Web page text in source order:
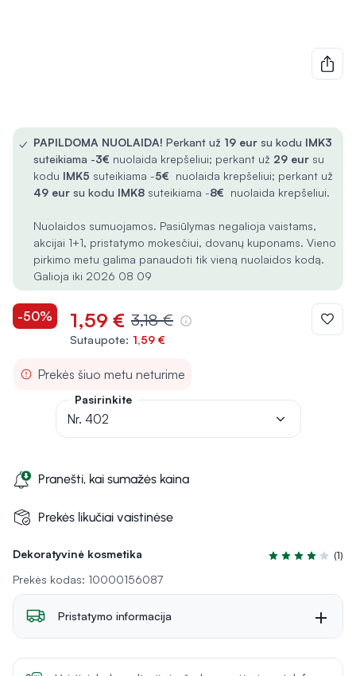
Dekoratyvinė kosmetika
Įvertinimas 4.0
(1)
Prekės kodas: 10000156087
✓ PAPILDOMA NUOLAIDA! Perkant už 19 eur su kodu IMK3
suteikiama -3€ nuolaida krepšeliui; perkant už 29 eur su
kodu IMK5 suteikiama -5€ nuolaida krepšeliui; perkant už
49 eur su kodu IMK8 suteikiama -8€ nuolaida krepšeliui.
Nuolaidos sumuojamos. Pasiūlymas negalioja vaistams,
akcijai 1+1, pristatymo mokesčiui, dovanų kuponams. Vieno
pirkimo metu galima panaudoti tik vieną nuolaidos kodą.
Galioja iki 2026 08 09
-50% 1,59 € 3,18 €
Sutaupote: 1,59 €
Pranešti, kai sumažės kaina
Prekės likučiai vaistinėse
Prekės šiuo metu neturime
Pasirinkite
Nr. 402
Pristatymo informacija